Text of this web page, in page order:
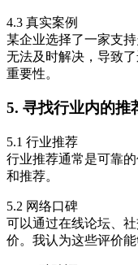
4.3 真实案例
某企业选择了一家支
无法及时解决，导致
重要性。
5. 寻找行业内的推
5.1 行业推荐
行业推荐通常是可靠
和推荐。
5.2 网络口碑
可以通过在线论坛、
价。我认为这些评价